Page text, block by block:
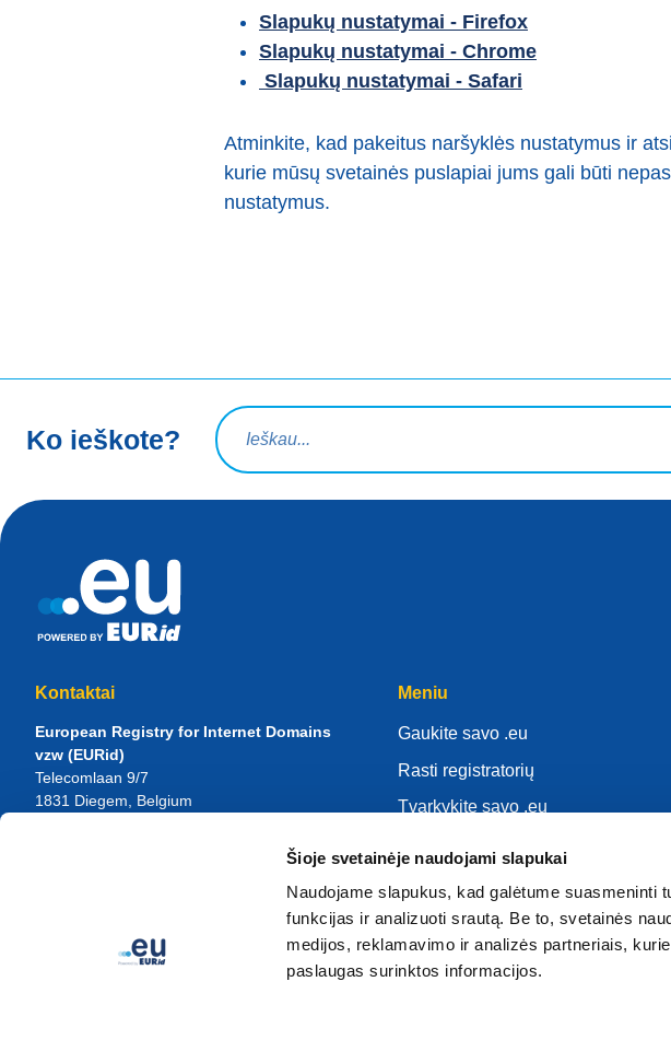
Šioje svetainėje naudojami slapukai
Naudojame slapukus, kad galėtume suasmeninti
funkcijas ir analizuoti srautą. Be to, svetainės
medijos, reklamavimo ir analizės partneriais,
paslaugas surinktos informacijos.
Slapukų nustatymai - Firefox
Slapukų nustatymai - Chrome
Slapukų nustatymai - Safari
Atminkite, kad pakeitus naršyklės nustatymus ir
kurie mūsų svetainės puslapiai jums gali būti
nustatymus.
Ko ieškote?
Paieškos užklausa
Kontaktai
European Registry for Internet Domains
vzw (EURid)
Telecomlaan 9/7
1831 Diegem , Belgium
Meniu
Gaukite savo .eu
Rasti registratorių
Tvarkykite savo .eu
Tapk registratoriumi